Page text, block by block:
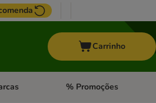
Carrinho
de categoria: Outros animais
Abrir menu de categoria:
% Promoções